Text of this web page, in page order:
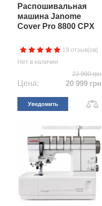
Распошивальная
машина Janome
Cover Pro 8800 CPX
19 отзыв(ов)
Нет в наличии
22 990 грн
Цена: 20 999 грн
Уведомить